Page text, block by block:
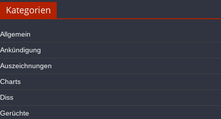
Kategorien
Allgemein
Ankündigung
Auszeichnungen
Charts
Diss
Gerüchte